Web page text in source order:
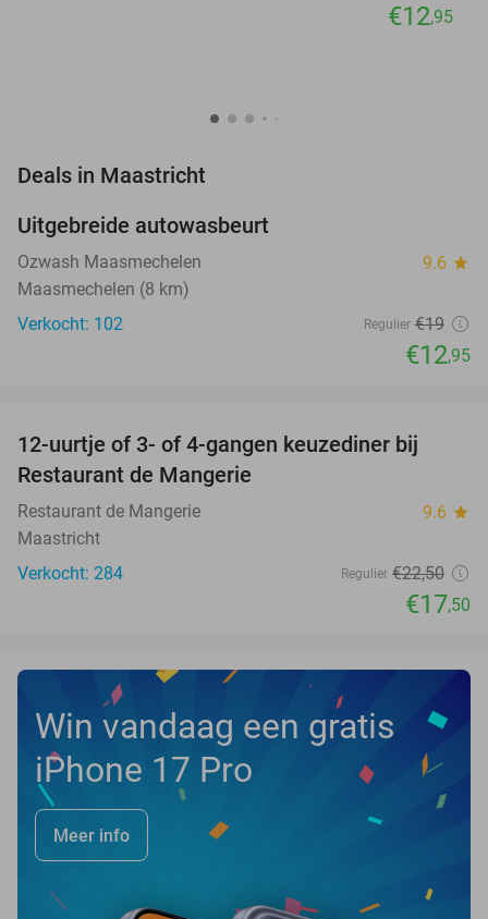
€12,95
Deals in Maastricht
NEW
TODAY
Uitgebreide autowasbeurt
Ozwash Maasmechelen 9.6 star
Maasmechelen (8 km)
Verkocht: 102
Regulier €19
€12,95
12-uurtje of 3- of 4-gangen keuzediner bij
Restaurant de Mangerie
Restaurant de Mangerie 9.6 star
Maastricht
Verkocht: 284
Regulier €22,50
€17,50
Win vandaag een gratis
iPhone 17 Pro
Meer info